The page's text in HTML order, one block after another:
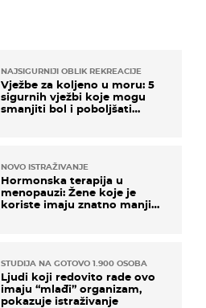
NAJSIGURNIJI OBLIK REKREACIJE
Vježbe za koljeno u moru: 5
sigurnih vježbi koje mogu
smanjiti bol i poboljšati
NOVO ISTRAŽIVANJE
Hormonska terapija u
menopauzi: Žene koje je
koriste imaju znatno manji
STUDIJA NA GOTOVO 1.900 OSOBA
Ljudi koji redovito rade ovo
imaju “mlađi” organizam,
pokazuje istraživanje